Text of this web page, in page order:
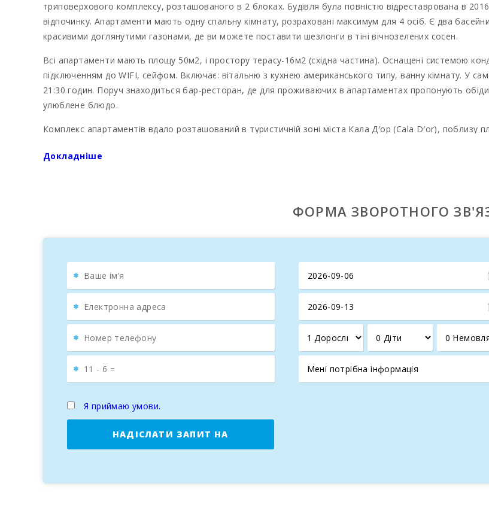
триповерхового комплексу, розташованого в 2 блоках. Будівля була повністю відреставрована в
відпочинку. Апартаменти мають одну спальну кімнату, розраховані максимум для 4 осіб. Є два
красивими доглянутими газонами, де ви можете поставити шезлонги в тіні вічнозелених сосен.
Всі апартаменти мають площу 50м2, і простору терасу-16м2 (східна частина). Оснащені системою
підключенням до WIFI, сейфом. Включає: вітальню з кухнею американського типу, ванну кімнату. У
21:30 годин. Поруч знаходиться бар-ресторан, де для проживаючих в апартаментах пропонують
улюблене блюдо.
Комплекс апартаментів вдало розташований в туристичній зоні міста Кала Д′oр (Cala D′or), поблизу
розташований чарівний містечко Порто Колом (Porto Colom), незаймані пляжі Кала Са Нау (Cala Sa
Докладніше
ФОРМА ЗВОРОТНОГО
Я приймаю умови.
НАДІСЛАТИ ЗАПИТ НА